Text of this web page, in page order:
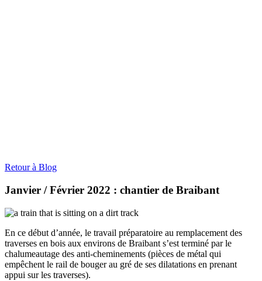
Retour à Blog
Janvier / Février 2022 : chantier de Braibant
En ce début d’année, le travail préparatoire au remplacement des
traverses en bois aux environs de Braibant s’est terminé par le
chalumeautage des anti-cheminements (pièces de métal qui
empêchent le rail de bouger au gré de ses dilatations en prenant
appui sur les traverses).